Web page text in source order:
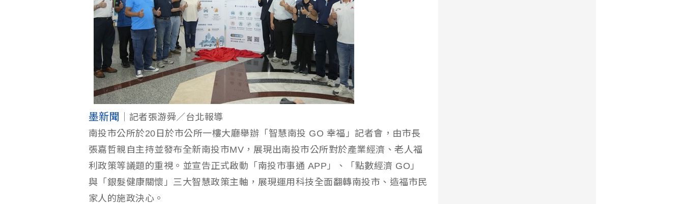
墨新聞 ｜記者張游舜／台北報導
南投市公所於20日於市公所一樓大廳舉辦「智慧南投 GO 幸福」記者會，由市長
張嘉哲親自主持並發布全新南投市MV，展現出南投市公所對於產業經濟、老人福
利政策等議題的重視。並宣告正式啟動「南投市事通 APP」、「點數經濟 GO」
與「銀髮健康關懷」三大智慧政策主軸，展現運用科技全面翻轉南投市、造福市民
家人的施政決心。